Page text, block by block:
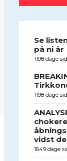
Se
på ni år
1198 dage
1198 dage
vidst
1649 dage